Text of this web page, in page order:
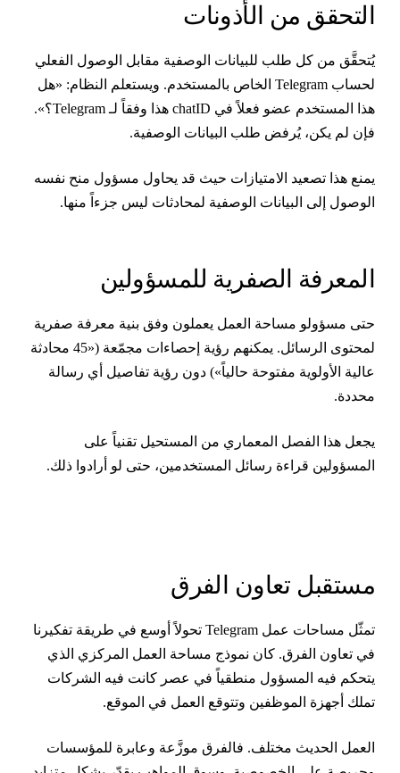
من الأذونات
من كل طلب للبيانات الوصفية مقابل الوصول الفعلي
لحساب Telegram الخاص بالمستخدم. ويستعلم النظام: «هل
هذا المستخدم عضو فعلاً في chatID هذا وفقاً لـ Telegram؟».
لم يكن، يُرفض طلب البيانات الوصفية.
هذا تصعيد الامتيازات حيث قد يحاول مسؤول منح نفسه
إلى البيانات الوصفية لمحادثات ليس جزءاً منها.
الصفرية للمسؤولين
مسؤولو مساحة العمل يعملون وفق بنية معرفة صفرية
لمحتوى الرسائل. يمكنهم رؤية إحصاءات مجمّعة («45 محادثة
الأولوية مفتوحة حالياً») دون رؤية تفاصيل أي رسالة
هذا الفصل المعماري من المستحيل تقنياً على
قراءة رسائل المستخدمين، حتى لو أرادوا ذلك.
تعاون الفرق
تمثّل مساحات عمل Telegram تحولاً أوسع في طريقة تفكيرنا
تعاون الفرق. كان نموذج مساحة العمل المركزي الذي
فيه المسؤول منطقياً في عصر كانت فيه الشركات
أجهزة الموظفين وتتوقع العمل في الموقع.
الحديث مختلف. فالفرق موزَّعة وعابرة للمؤسسات